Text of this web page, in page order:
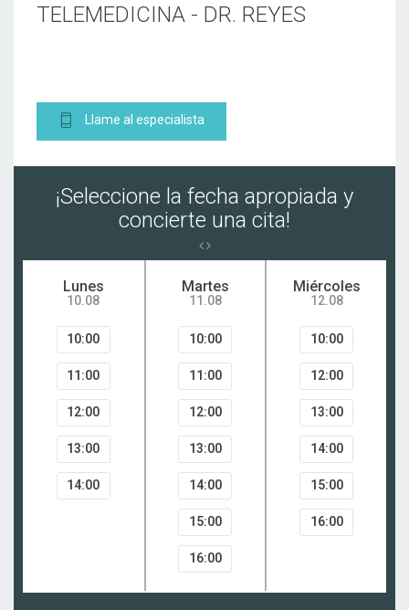
Fiebre
Obesidad
TELEMEDICINA - DR. REYES
Llame al especialista
¡Seleccione la fecha apropiada y
concierte una cita!
Lunes
10.08
10:00
11:00
12:00
13:00
14:00
Martes
11.08
10:00
11:00
12:00
13:00
14:00
15:00
16:00
Miércoles
12.08
10:00
12:00
13:00
14:00
15:00
16:00